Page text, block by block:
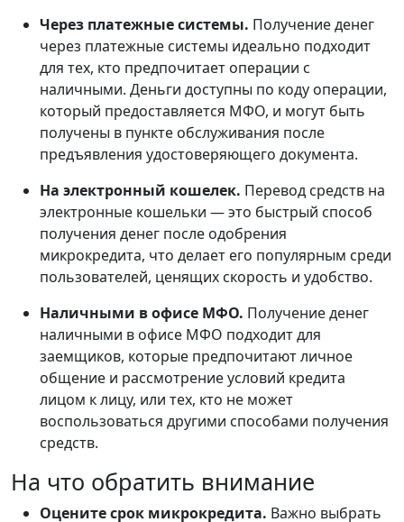
Через платежные системы. Получение денег
через платежные системы идеально подходит
для тех, кто предпочитает операции с
наличными. Деньги доступны по коду операции,
который предоставляется МФО, и могут быть
получены в пункте обслуживания после
предъявления удостоверяющего документа.
На электронный кошелек. Перевод средств на
электронные кошельки — это быстрый способ
получения денег после одобрения
микрокредита, что делает его популярным среди
пользователей, ценящих скорость и удобство.
Наличными в офисе МФО. Получение денег
наличными в офисе МФО подходит для
заемщиков, которые предпочитают личное
общение и рассмотрение условий кредита
лицом к лицу, или тех, кто не может
воспользоваться другими способами получения
средств.
На что обратить внимание
Оцените срок микрокредита. Важно выбрать